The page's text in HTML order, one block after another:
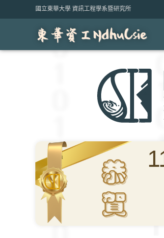
to
國立東華大學 資訊工程學系暨研究所